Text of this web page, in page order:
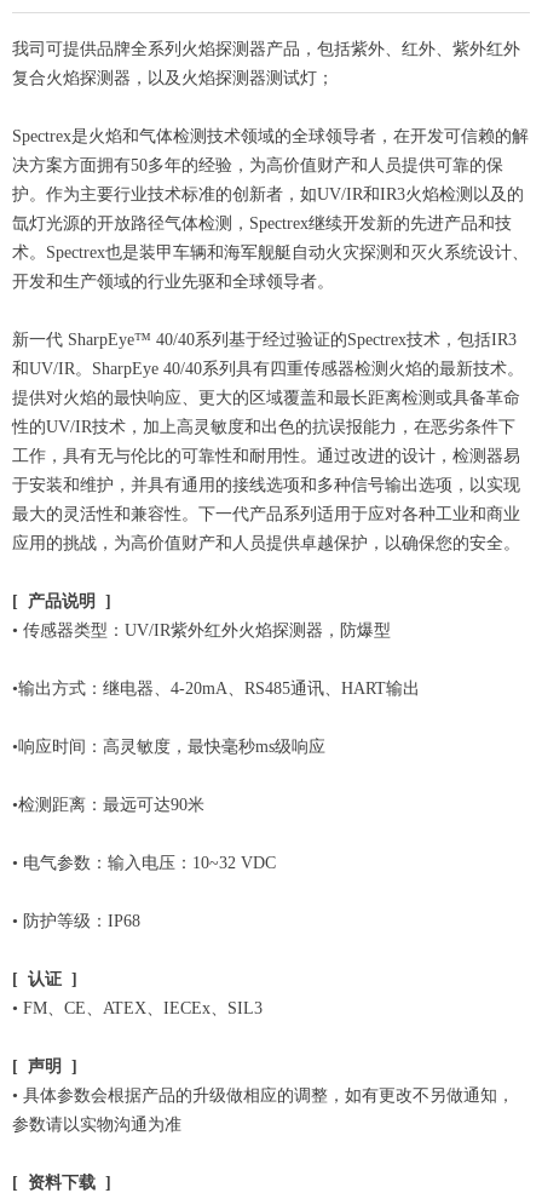
我司可提供品牌全系列火焰探测器产品，包括紫外、红外、紫外红外
复合火焰探测器，以及火焰探测器测试灯；
Spectrex是火焰和气体检测技术领域的全球领导者，在开发可信赖的解
决方案方面拥有50多年的经验，为高价值财产和人员提供可靠的保
护。作为主要行业技术标准的创新者，如UV/IR和IR3火焰检测以及的
氙灯光源的开放路径气体检测，Spectrex继续开发新的先进产品和技
术。Spectrex也是装甲车辆和海军舰艇自动火灾探测和灭火系统设计、
开发和生产领域的行业先驱和全球领导者。
新一代 SharpEye™ 40/40系列基于经过验证的Spectrex技术，包括IR3
和UV/IR。SharpEye 40/40系列具有四重传感器检测火焰的最新技术。
提供对火焰的最快响应、更大的区域覆盖和最长距离检测或具备革命
性的UV/IR技术，加上高灵敏度和出色的抗误报能力，在恶劣条件下
工作，具有无与伦比的可靠性和耐用性。通过改进的设计，检测器易
于安装和维护，并具有通用的接线选项和多种信号输出选项，以实现
最大的灵活性和兼容性。下一代产品系列适用于应对各种工业和商业
应用的挑战，为高价值财产和人员提供卓越保护，以确保您的安全。
[ 产品说明 ]
• 传感器类型：UV/IR紫外红外火焰探测器，防爆型
•输出方式：继电器、4-20mA、RS485通讯、HART输出
•响应时间：⾼灵敏度，最快毫秒ms级响应
•检测距离：最远可达90米
• 电气参数：输⼊电压：10~32 VDC
• 防护等级：IP68
[ 认证 ]
• FM、CE、ATEX、IECEx、SIL3
[ 声明
]
• 具体参数会根据产品的升级做相应的调整，如有更改不另做通知，
参数请以实物沟通为准
[ 资料下载 ]